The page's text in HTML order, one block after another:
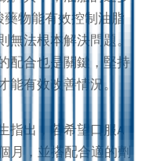
物能有效控制油脂
無法根本解決問題。
配合也是關鍵，堅持
能有效改善情況。
指出，若希望口服A
月，並搭配合適的劑